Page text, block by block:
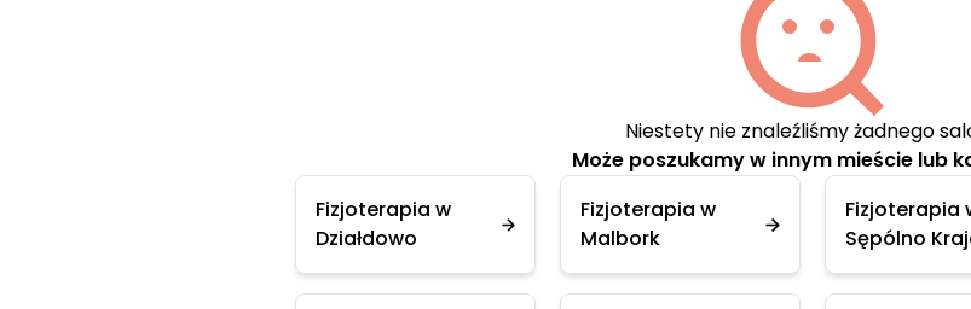
Niestety nie znaleźliśmy żadnego
Może poszukamy w innym mieście lub
Fizjoterapia w
Działdowo
Fizjoterapia w
Malbork
Fizjoterapia
Sępólno